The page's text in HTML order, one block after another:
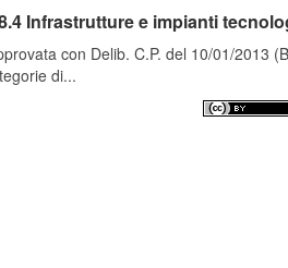
Infrastrutture e impianti
con Delib. C.P. del 10/01/2013
di...